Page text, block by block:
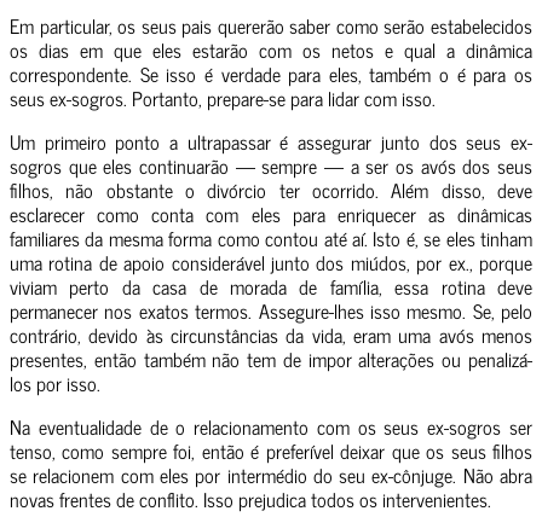
Em particular, os seus pais quererão saber como serão estabelecidos
os dias em que eles estarão com os netos e qual a dinâmica
correspondente. Se isso é verdade para eles, também o é para os
seus ex-sogros. Portanto, prepare-se para lidar com isso.
Um primeiro ponto a ultrapassar é assegurar junto dos seus ex-
sogros que eles continuarão — sempre — a ser os avós dos seus
filhos, não obstante o divórcio ter ocorrido. Além disso, deve
esclarecer como conta com eles para enriquecer as dinâmicas
familiares da mesma forma como contou até aí. Isto é, se eles tinham
uma rotina de apoio considerável junto dos miúdos, por ex., porque
viviam perto da casa de morada de família, essa rotina deve
permanecer nos exatos termos. Assegure-lhes isso mesmo. Se, pelo
contrário, devido às circunstâncias da vida, eram uma avós menos
presentes, então também não tem de impor alterações ou penalizá-
los por isso.
Na eventualidade de o relacionamento com os seus ex-sogros ser
tenso, como sempre foi, então é preferível deixar que os seus filhos
se relacionem com eles por intermédio do seu ex-cônjuge. Não abra
novas frentes de conflito. Isso prejudica todos os intervenientes.